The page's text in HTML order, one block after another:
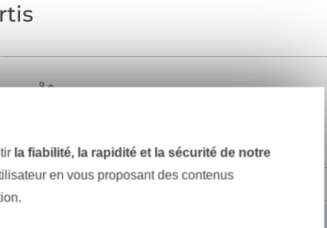
la fiabilité, la rapidité et la sécurité de notre
en vous proposant des contenus